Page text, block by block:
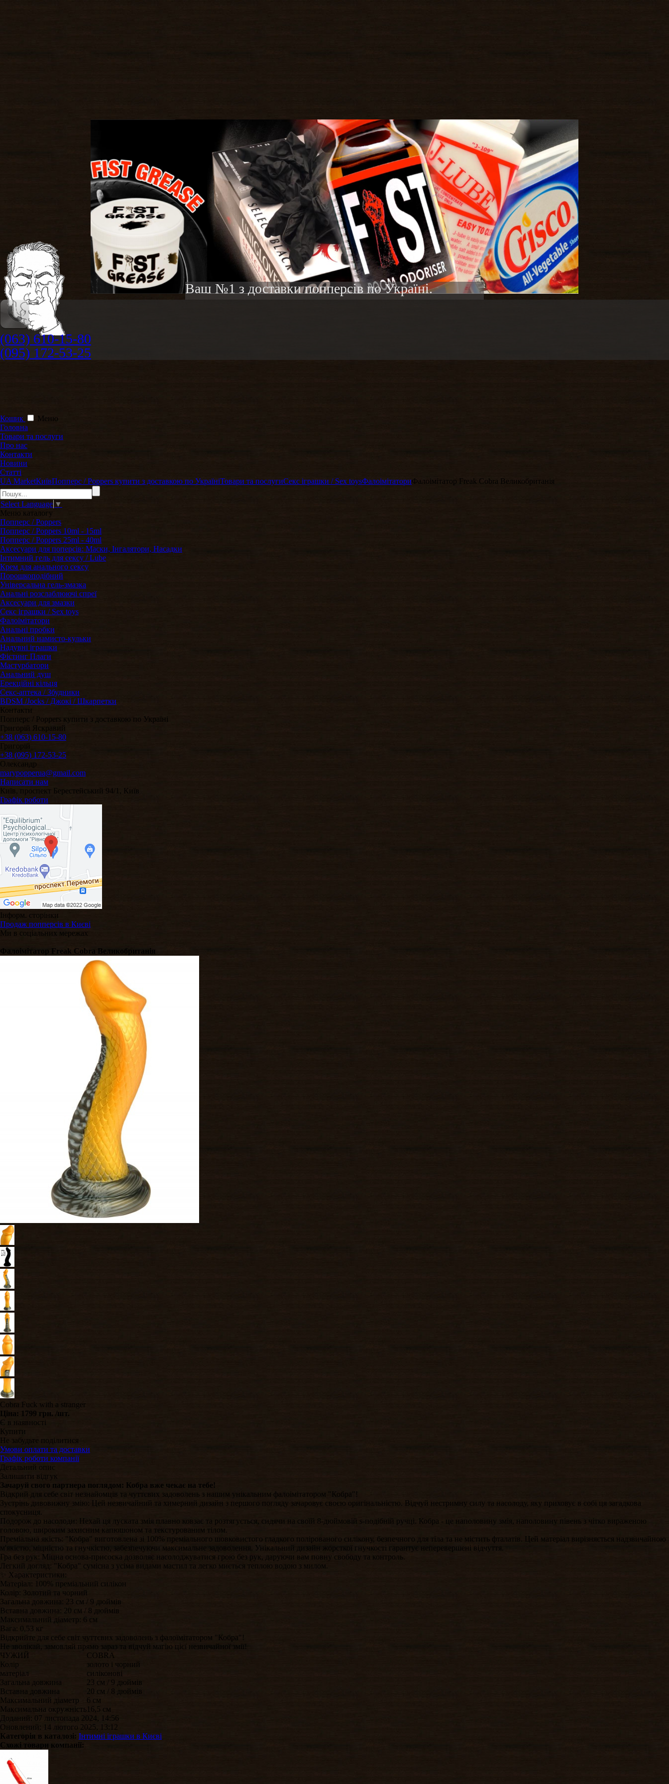
Ваш №1 з доставки попперсів по Україні.
(063) 610-15-80
(095) 172-53-25
Кошик
Меню
Головна
Товари та послуги
Про нас
Контакти
Новини
Статті
UA MarketКиївПопперс / Poppers купити з доставкою по УкраїніТовари та послугиСекс іграшки / Sex toysФалоімітаториФалоімітатор Freak Cobra Великобританія
Select Language ▼
Меню каталогу
Попперс / Poppers
Попперс / Poppers 10ml - 15ml
Попперс / Poppers 25ml - 40ml
Аксесуари для поперсів: Маски, Інгалятори, Насадки
Інтимний гель для сексу / Lube
Крем для анального сексу
Порошкоподібний
Універсальна гель-змазка
Анальні розслаблюючі спреї
Аксесуари для змазки
Секс іграшки / Sex toys
Фалоімітатори
Анальні пробки
Анальний намисто-кульки
Надувні іграшки
Фістинг Плаги
Мастурбатори
Анальний душ
Ерекційні кільця
Секс-аптека / Збудники
BDSM /Jocks / Джокі / Шкарпетки
Контакти
Попперс / Poppers купити з доставкою по Україні
Григорій Яскравий
+38 (063) 610-15-80
Григорій
+38 (095) 172-53-25
Олександр
marypopperua@gmail.com
Написати нам
Київ, проспект Берестейський 94/1, Київ
Графік роботи
Інформ. сторінки
Продаж попперсів в Києві
Ми в соціальних мережах
Фалоімітатор Freak Cobra Великобританія
Cobra Fuck with a stranger
Ціна: 1799 грн. /шт.
Є в наявності
Купити
Не забудьте поділитися
Умови оплати та доставки
Графік роботи компанії
Детальний опис
Залишити відгук
Зачаруй свого партнера поглядом: Кобра вже чекає на тебе!
Відкрий для себе світ незнайомців та чуттєвих задоволень з нашим унікальним фалоімітатором "Кобра"!
Зустрінь дивовижну змію: Цей незвичайний та химерний дизайн з першого погляду зачаровує своєю оригінальністю. Відчуй нестримну силу та насолоду, яку приховує в собі ця загадкова
спокусниця.
Подорож до насолоди: Нехай ця луската змія плавно ковзає та розтягується, сидячи на своїй 8-дюймовій s-подібній ручці. Кобра - це наполовину змія, наполовину півень з чітко вираженою
головою, широким захисним капюшоном та текстурованим тілом.
Преміальна якість: "Кобра" виготовлена зі 100% преміального шовковистого гладкого полірованого силікону, безпечного для тіла та не містить фталатів. Цей матеріал вирізняється надзвичайною
м'якістю, міцністю та гнучкістю, забезпечуючи максимальне задоволення. Унікальний дизайн жорсткої гнучкості гарантує неперевершені відчуття.
Гра без рук: Міцна основа-присоска дозволяє насолоджуватися грою без рук, даруючи вам повну свободу та контроль.
Легкий догляд: "Кобра" сумісна з усіма видами мастил та легко миється теплою водою з милом.
✨ Характеристики:
Матеріал: 100% преміальний силікон
Колір: Золотий та чорний
Загальна довжина: 23 см / 9 дюймів
Вставна довжина: 20 см / 8 дюймів
Максимальний діаметр: 6 см
Вага: 0,53 кг
Відкрийте для себе світ чуттєвих задоволень з фалоїмітатором "Кобра"!
Не зволікай, замовляй прямо зараз та відчуй магію цієї незвичайної змії!
ЧУЖИЙ
COBRA
Колір
золото і чорний
матеріал
силіконові
Загальна довжина
23 см / 9 дюймів
Вставна довжина
20 см / 8 дюймів
Максимальний діаметр
6 см
Максимальна окружність 16,5 см
Доданий: 07 листопада 2024, 14:56
Оновлений: 14 лютого 2025, 13:12
Категорія в каталозі: Інтимні іграшки в Києві
Схожі товари компанії: